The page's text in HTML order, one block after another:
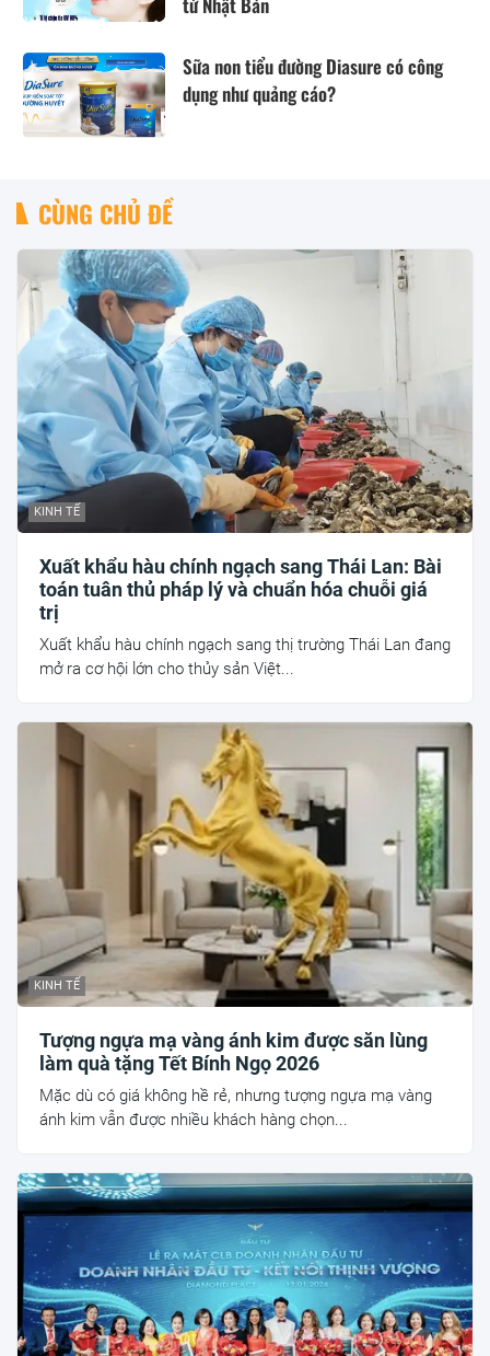
Sữa non tiểu đường Diasure có công
dụng như quảng cáo?
CÙNG CHỦ ĐỀ
KINH TẾ
Xuất khẩu hàu chính ngạch sang Thái Lan: Bài
toán tuân thủ pháp lý và chuẩn hóa chuỗi giá
trị
Xuất khẩu hàu chính ngạch sang thị trường Thái Lan đang
mở ra cơ hội lớn cho thủy sản Việt...
KINH TẾ
Tượng ngựa mạ vàng ánh kim được săn lùng
làm quà tặng Tết Bính Ngọ 2026
Mặc dù có giá không hề rẻ, nhưng tượng ngựa mạ vàng
ánh kim vẫn được nhiều khách hàng chọn...